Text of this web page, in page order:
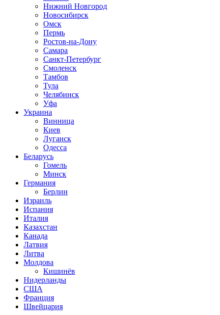
Нижний Новгород
Новосибирск
Омск
Пермь
Ростов-на-Дону
Самара
Санкт-Петербург
Смоленск
Тамбов
Тула
Челябинск
Уфа
Украина
Винница
Киев
Луганск
Одесса
Беларусь
Гомель
Минск
Германия
Берлин
Израиль
Испания
Италия
Казахстан
Канада
Латвия
Литва
Молдова
Кишинёв
Нидерланды
США
Франция
Швейцария